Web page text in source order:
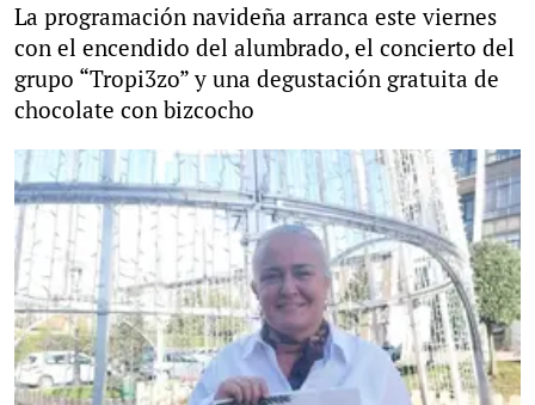
La programación navideña arranca este viernes
con el encendido del alumbrado, el concierto del
grupo “Tropi3zo” y una degustación gratuita de
chocolate con bizcocho